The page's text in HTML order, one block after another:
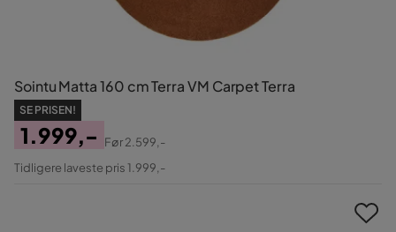
Sointu Matta 160 cm Terra VM Carpet Terra
SE PRISEN!
Pris
1.999,-
Original
Før2.599,-
Tidligere laveste pris 1.999,-